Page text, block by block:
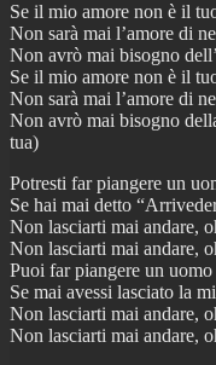
Se il mio amore non è il
Non sarà mai l’amore di
Non avrò mai bisogno
Se il mio amore non è il
Non sarà mai l’amore di
Non avrò mai bisogno
tua)
Potresti far piangere un
Se hai mai detto
Non lasciarti mai andare,
Non lasciarti mai andare,
Puoi far piangere un
Se mai avessi lasciato la
Non lasciarti mai andare,
Non lasciarti mai andare,